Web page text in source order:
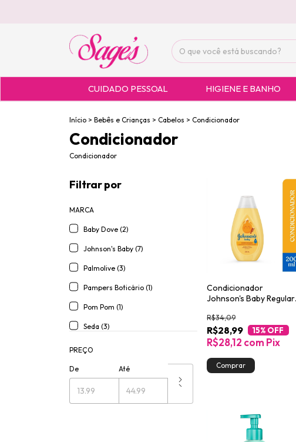
CUIDADO PESSOAL HIGIENE E BANHO
Início > Bebês e Crianças > Cabelos > Condicionador
Condicionador
Condicionador
Filtrar por
MARCA
Baby Dove (2)
Johnson's Baby (7)
Palmolive (3)
Pampers Boticário (1)
Pom Pom (1)
Seda (3)
PREÇO
De Até
Condicionador
Johnson's Baby Regular
R$28,99
R$34,09
15% OFF
R$28,12 com Pix